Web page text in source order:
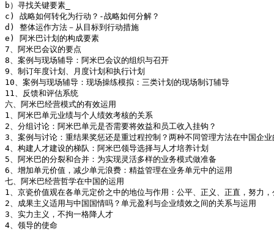
b）寻找关键要素_
c) 战略如何转化为行动？-战略如何分解？
d) 整体运作方法－从目标到行动措施
e) 阿米巴计划的构成要素
7、阿米巴会议的要点
8、案例与现场辅导：阿米巴会议的组织与召开
9、制订年度计划、月度计划和执行计划
10、案例与现场辅导：现场操练模拟：三类计划的现场制订辅导
11、反馈和评估系统
六、阿米巴经营模式的有效运用
1、阿米巴单元业绩与个人绩效考核的关系
2、分组讨论：阿米巴单元是否需要将效益和员工收入挂钩？
3、案例与讨论：重结果奖惩还是重过程控制？两种不同管理方法在中国企业
4、构建人才建设的梯队：阿米巴领导选择与人才培养计划
5、阿米巴的分裂和合并：为实现灵活多样的业务模式做准备
6、增加单元价值，减少单元浪费：精益管理在业务单元中的运用
七、阿米巴经营哲学在中国的运用
1、京瓷价值观在各单元定价之中的地位与作用：公平、正义、正直，努力
2、成果主义适用与中国国情吗？单元盈利与企业绩效之间的关系与运用
3、实力主义，不拘一格降人才
4、领导的使命